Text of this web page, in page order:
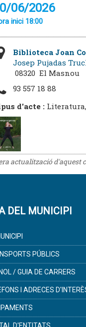
06/2026
inici 18:00
Biblioteca Joan
Josep Pujadas
08320 El Masnou
93 557 18 88
d'acte : Literatura,
actualització d'aquest
DEL MUNICIPI
PÚBLICS
/ GUIA DE CARRERS
I ADRECES